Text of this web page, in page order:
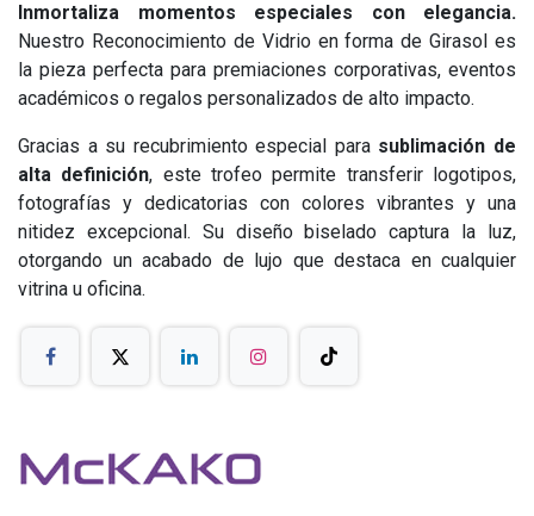
Inmortaliza momentos especiales con elegancia.
Nuestro Reconocimiento de Vidrio en forma de Girasol es
la pieza perfecta para premiaciones corporativas, eventos
académicos o regalos personalizados de alto impacto.
Gracias a su recubrimiento especial para sublimación de
alta definición, este trofeo permite transferir logotipos,
fotografías y dedicatorias con colores vibrantes y una
nitidez excepcional. Su diseño biselado captura la luz,
otorgando un acabado de lujo que destaca en cualquier
vitrina u oficina.